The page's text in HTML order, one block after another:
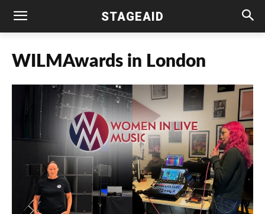
STAGEAID
WILMAwards in London